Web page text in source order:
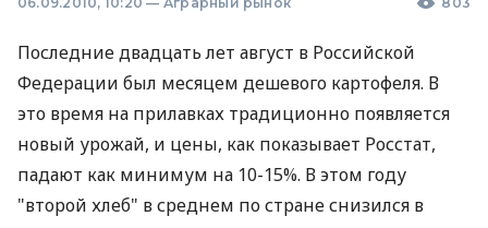
Последние двадцать лет август в Российской
Федерации был месяцем дешевого картофеля. В
это время на прилавках традиционно появляется
новый урожай, и цены, как показывает Росстат,
падают как минимум на 10-15%. В этом году
"второй хлеб" в среднем по стране снизился в